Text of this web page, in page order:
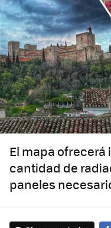
El mapa
cantidad de
paneles